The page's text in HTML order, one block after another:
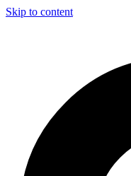
Skip to content